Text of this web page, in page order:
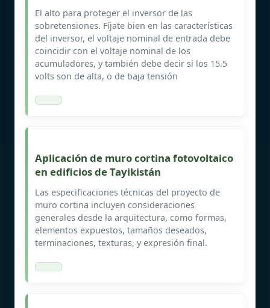
El alto para proteger el inversor de las
sobretensiones. Fíjate bien en las características
del inversor, el voltaje nominal de entrada debe
coincidir con el voltaje nominal de los
acumuladores, y también debe decir si los 15.5
volts son de alta, o de baja tensión
Aplicación de muro cortina fotovoltaico
en edificios de Tayikistán
Las especificaciones técnicas del proyecto de
muro cortina incluyen consideraciones
generales desde la arquitectura, como formas,
elementos expuestos, tamaños deseados,
terminaciones, texturas, y expresión final.